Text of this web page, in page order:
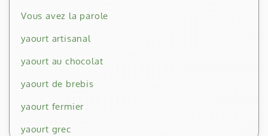
Vous avez la parole
yaourt artisanal
yaourt au chocolat
yaourt de brebis
yaourt fermier
yaourt grec